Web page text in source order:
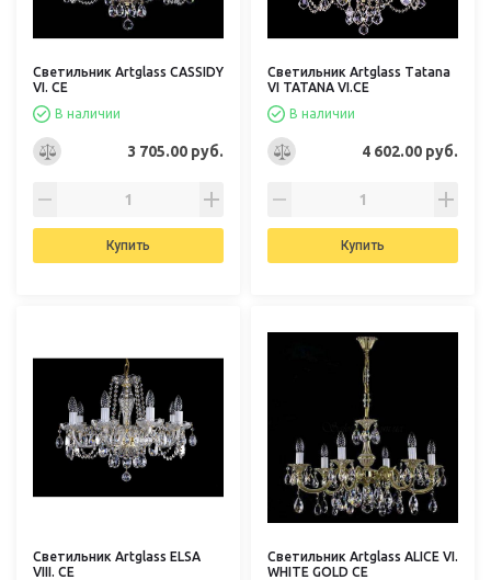
Светильник Artglass CASSIDY
VI. CE
В наличии
3 705.00 руб.
Купить
Светильник Artglass Tatana
VI TATANA VI.CE
В наличии
4 602.00 руб.
Купить
Светильник Artglass ELSA
VIII. CE
Светильник Artglass ALICE VI.
WHITE GOLD CE